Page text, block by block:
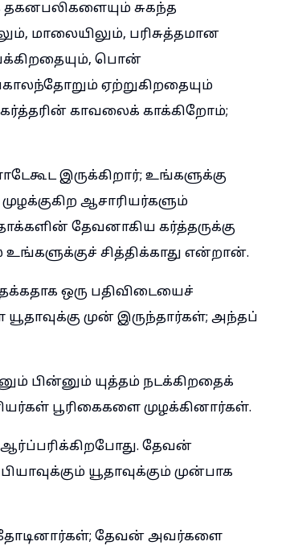
சுகந்த
மாலையிலும், பரிசுத்தமான
பொன்
ஏற்றுகிறதையும்
காவலைக் காக்கிறோம்;
இருக்கிறார்; உங்களுக்கு
ஆசாரியர்களும்
தேவனாகிய கர்த்தருக்கு
சித்திக்காது என்றான்.
ஒரு பதிவிடையைச்
முன் இருந்தார்கள்; அந்தப்
பின்னும் யுத்தம் நடக்கிறதைக்
பூரிகைகளை முழக்கினார்கள்.
ஆர்ப்பரிக்கிறபோது. தேவன்
யூதாவுக்கும் முன்பாக
தேவன் அவர்களை